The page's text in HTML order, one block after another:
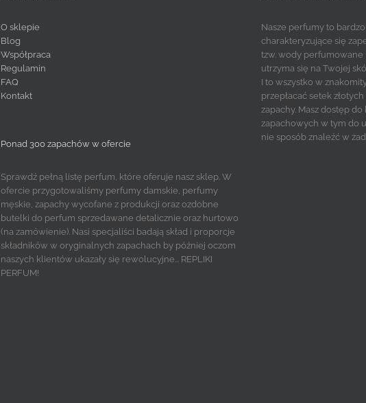
O sklepie
Blog
Współpraca
Regulamin
FAQ
Kontakt
Ponad 300 zapachów w ofercie
Sprawdź pełną listę perfum, które oferuje nasz sklep. W
ofercie przygotowaliśmy perfumy damskie, perfumy
męskie, zapachy wycofane z produkcji oraz ozdobne
butelki do perfum sprzedawane detalicznie oraz hurtowo
(na zamówienie). Nasi specjaliści badają skład i proporcje
składników w oryginalnych zapachach by później oczom
naszych klientów ukazały się rewolucyjne... REPLIKI
PERFUM!
Nasze perfumy to
charakteryzujące się
tzw. wody perfumowane
utrzyma się na Twojej
I to wszystko w
przepłacać setek
zapachy. Masz dostęp
zapachowych w tym do
nie sposób znaleźć w